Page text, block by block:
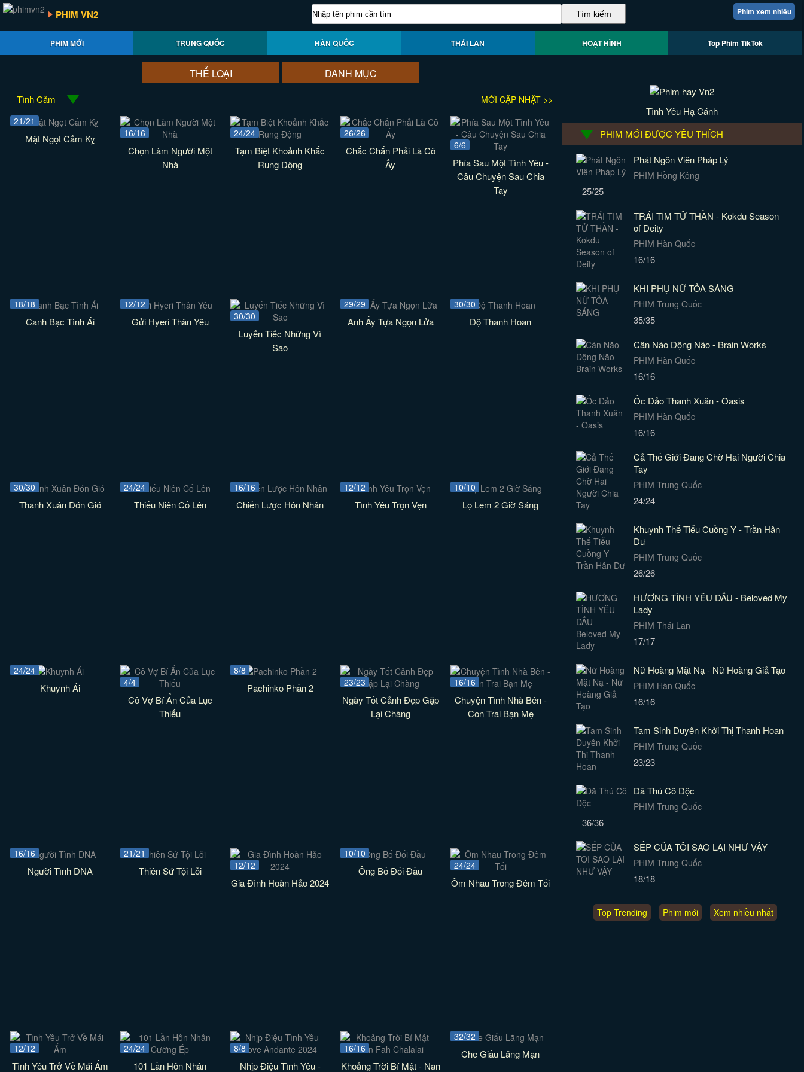
Phim xem nhiều
PHIM VN2
PHIM MỚI TRUNG QUỐC HÀN QUỐC THÁI LAN HOẠT HÌNH Top Phim TikTok
THỂ LOẠI DANH MỤC
Tình Cảm
MỚI CẬP NHẬT >>
21/21
Mật Ngọt Cấm Kỵ 16/16
Chọn Làm Người Một
Nhà
24/24
Tạm Biệt Khoảnh Khắc
Rung Động
26/26
Chắc Chắn Phải Là Cô
Ấy
6/6
Phía Sau Một Tình Yêu -
Câu Chuyện Sau Chia
Tay
18/18
Canh Bạc Tình Ái
12/12
Gửi Hyeri Thân Yêu 30/30
Luyến Tiếc Những Vì
Sao
29/29
Anh Ấy Tựa Ngọn Lửa
30/30
Độ Thanh Hoan
30/30
Thanh Xuân Đón Gió
24/24
Thiếu Niên Cố Lên
16/16
Chiến Lược Hôn Nhân
12/12
Tình Yêu Trọn Vẹn
10/10
Lọ Lem 2 Giờ Sáng
24/24
Khuynh Ái 4/4
Cô Vợ Bí Ẩn Của Lục
Thiếu
8/8
Pachinko Phần 2 23/23
Ngày Tốt Cảnh Đẹp Gặp
Lại Chàng
16/16
Chuyện Tình Nhà Bên -
Con Trai Bạn Mẹ
16/16
Người Tình DNA
21/21
Thiên Sứ Tội Lỗi 12/12
Gia Đình Hoàn Hảo 2024
10/10
Ông Bố Đối Đầu 24/24
Ôm Nhau Trong Đêm Tối
12/12
Tình Yêu Trở Về Mái Ấm
24/24
101 Lần Hôn Nhân
8/8
Nhịp Điệu Tình Yêu -
16/16
Khoảng Trời Bí Mật - Nan
32/32
Che Giấu Lãng Mạn
Tình Yêu Hạ Cánh
PHIM MỚI ĐƯỢC YÊU THÍCH
Phát Ngôn Viên Pháp Lý
PHIM Hồng Kông
25/25
TRÁI TIM TỬ THẦN - Kokdu Season
of Deity
PHIM Hàn Quốc
16/16
KHI PHỤ NỮ TỎA SÁNG
PHIM Trung Quốc
35/35
Cân Não Động Não - Brain Works
PHIM Hàn Quốc
16/16
Ốc Đảo Thanh Xuân - Oasis
PHIM Hàn Quốc
16/16
Cả Thế Giới Đang Chờ Hai Người Chia
Tay
PHIM Trung Quốc
24/24
Khuynh Thế Tiểu Cuồng Y - Trần Hân
Dư
PHIM Trung Quốc
26/26
HƯƠNG TÌNH YÊU DẤU - Beloved My
Lady
PHIM Thái Lan
17/17
Nữ Hoàng Mặt Nạ - Nữ Hoàng Giả Tạo
PHIM Hàn Quốc
16/16
Tam Sinh Duyên Khởi Thị Thanh Hoan
PHIM Trung Quốc
23/23
Dã Thú Cô Độc
PHIM Trung Quốc
36/36
SẾP CỦA TÔI SAO LẠI NHƯ VẬY
PHIM Trung Quốc
18/18
Top Trending Phim mới Xem nhiều nhất